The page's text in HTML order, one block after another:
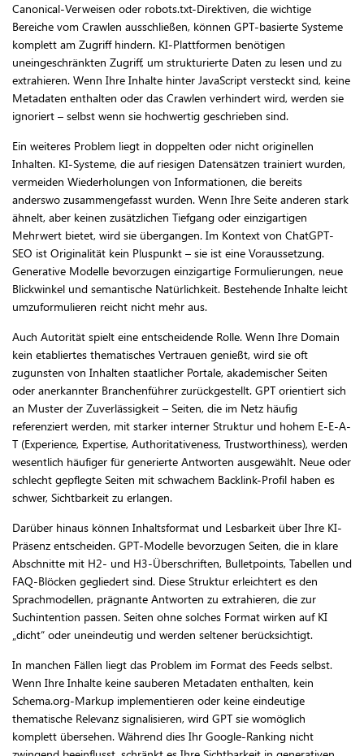
Canonical-Verweisen oder robots.txt-Direktiven, die wichtige
Bereiche vom Crawlen ausschließen, können GPT-basierte Systeme
komplett am Zugriff hindern. KI-Plattformen benötigen
uneingeschränkten Zugriff, um strukturierte Daten zu lesen und zu
extrahieren. Wenn Ihre Inhalte hinter JavaScript versteckt sind, keine
Metadaten enthalten oder das Crawlen verhindert wird, werden sie
ignoriert – selbst wenn sie hochwertig geschrieben sind.
Ein weiteres Problem liegt in doppelten oder nicht originellen
Inhalten. KI-Systeme, die auf riesigen Datensätzen trainiert wurden,
vermeiden Wiederholungen von Informationen, die bereits
anderswo zusammengefasst wurden. Wenn Ihre Seite anderen stark
ähnelt, aber keinen zusätzlichen Tiefgang oder einzigartigen
Mehrwert bietet, wird sie übergangen. Im Kontext von ChatGPT-
SEO ist Originalität kein Pluspunkt – sie ist eine Voraussetzung.
Generative Modelle bevorzugen einzigartige Formulierungen, neue
Blickwinkel und semantische Natürlichkeit. Bestehende Inhalte leicht
umzuformulieren reicht nicht mehr aus.
Auch Autorität spielt eine entscheidende Rolle. Wenn Ihre Domain
kein etabliertes thematisches Vertrauen genießt, wird sie oft
zugunsten von Inhalten staatlicher Portale, akademischer Seiten
oder anerkannter Branchenführer zurückgestellt. GPT orientiert sich
an Muster der Zuverlässigkeit – Seiten, die im Netz häufig
referenziert werden, mit starker interner Struktur und hohem E-E-A-
T (Experience, Expertise, Authoritativeness, Trustworthiness), werden
wesentlich häufiger für generierte Antworten ausgewählt. Neue oder
schlecht gepflegte Seiten mit schwachem Backlink-Profil haben es
schwer, Sichtbarkeit zu erlangen.
Darüber hinaus können Inhaltsformat und Lesbarkeit über Ihre KI-
Präsenz entscheiden. GPT-Modelle bevorzugen Seiten, die in klare
Abschnitte mit H2- und H3-Überschriften, Bulletpoints, Tabellen und
FAQ-Blöcken gegliedert sind. Diese Struktur erleichtert es den
Sprachmodellen, prägnante Antworten zu extrahieren, die zur
Suchintention passen. Seiten ohne solches Format wirken auf KI
„dicht“ oder uneindeutig und werden seltener berücksichtigt.
In manchen Fällen liegt das Problem im Format des Feeds selbst.
Wenn Ihre Inhalte keine sauberen Metadaten enthalten, kein
Schema.org-Markup implementieren oder keine eindeutige
thematische Relevanz signalisieren, wird GPT sie womöglich
komplett übersehen. Während dies Ihr Google-Ranking nicht